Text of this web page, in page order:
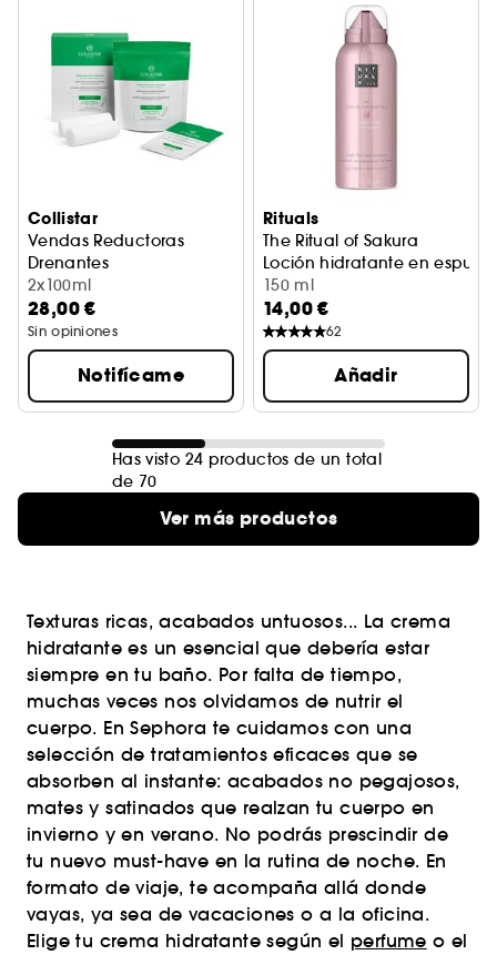
Collistar
Vendas Reductoras
Drenantes
Vendas eficacia inmediata y progresiva
2x100ml
28,00 €
Sin opiniones
Notifícame
Rituals
The Ritual of Sakura
Loción hidratante en
150 ml
14,00 €
62
Añadir
Has visto 24 productos de un total
de 70
Ver más productos
Texturas ricas, acabados untuosos... La crema
hidratante es un esencial que debería estar
siempre en tu baño. Por falta de tiempo,
muchas veces nos olvidamos de nutrir el
cuerpo. En Sephora te cuidamos con una
selección de tratamientos eficaces que se
absorben al instante: acabados no pegajosos,
mates y satinados que realzan tu cuerpo en
invierno y en verano. No podrás prescindir de
tu nuevo must-have en la rutina de noche. En
formato de viaje, te acompaña allá donde
vayas, ya sea de vacaciones o a la oficina.
Elige tu crema hidratante según el perfume o el